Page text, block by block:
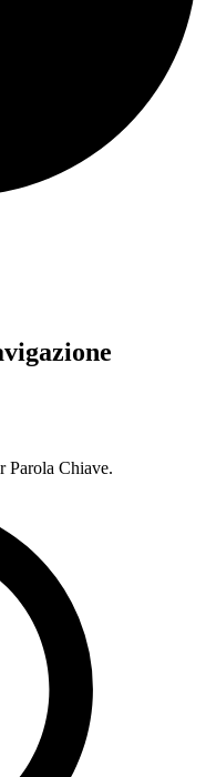
Parola Chiave.